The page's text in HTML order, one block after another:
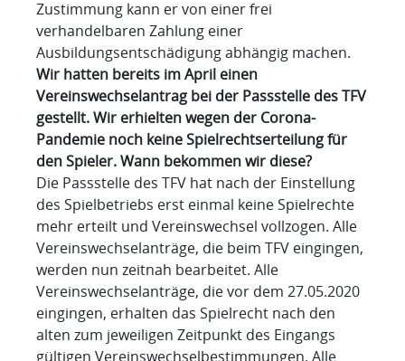
Zustimmung kann er von einer frei
verhandelbaren Zahlung einer
Ausbildungsentschädigung abhängig machen.
Wir hatten bereits im April einen
Vereinswechselantrag bei der Passstelle des TFV
gestellt. Wir erhielten wegen der Corona-
Pandemie noch keine Spielrechtserteilung für
den Spieler. Wann bekommen wir diese?
Die Passstelle des TFV hat nach der Einstellung
des Spielbetriebs erst einmal keine Spielrechte
mehr erteilt und Vereinswechsel vollzogen. Alle
Vereinswechselanträge, die beim TFV eingingen,
werden nun zeitnah bearbeitet. Alle
Vereinswechselanträge, die vor dem 27.05.2020
eingingen, erhalten das Spielrecht nach den
alten zum jeweiligen Zeitpunkt des Eingangs
gültigen Vereinswechselbestimmungen. Alle